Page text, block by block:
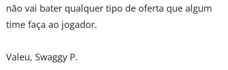
não vai bater qualquer tipo de oferta que algum
time faça ao jogador.
Valeu, Swaggy P.